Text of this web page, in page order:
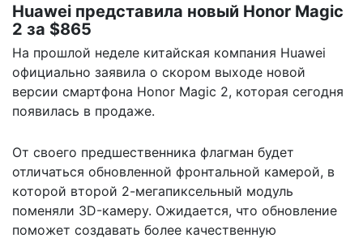
Huawei представила новый Honor Magic
2 за $865
На прошлой неделе китайская компания Huawei
официально заявила о скором выходе новой
версии смартфона Honor Magic 2, которая сегодня
появилась в продаже.
От своего предшественника флагман будет
отличаться обновленной фронтальной камерой, в
которой второй 2-мегапиксельный модуль
поменяли 3D-камеру. Ожидается, что обновление
поможет создавать более качественную